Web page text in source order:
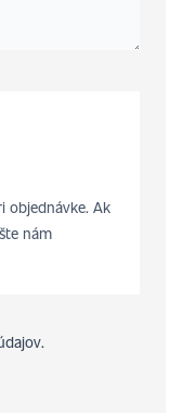
objednávke. Ak
nám